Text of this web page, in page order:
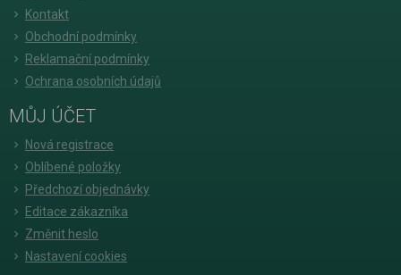
Kontakt
Obchodní podmínky
Reklamační podmínky
Ochrana osobních údajů
MŮJ ÚČET
Nová registrace
Oblíbené položky
Předchozí objednávky
Editace zákazníka
Změnit heslo
Nastavení cookies